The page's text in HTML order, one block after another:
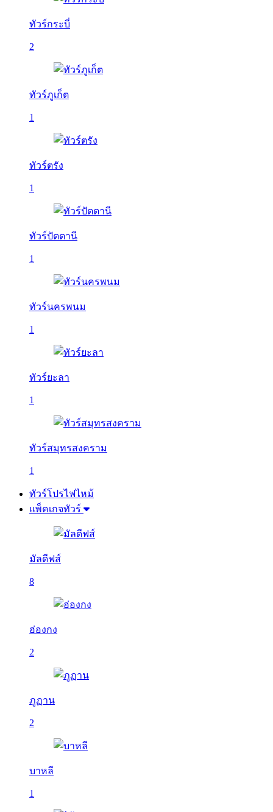
ทัวร์กระบี่
2
ทัวร์ภูเก็ต
1
ทัวร์ตรัง
1
ทัวร์ปัตตานี
1
ทัวร์นครพนม
1
ทัวร์ยะลา
1
ทัวร์สมุทรสงคราม
1
ทัวร์โปรไฟไหม้
แพ็คเกจทัวร์
มัลดีฟส์
8
ฮ่องกง
2
ภูฏาน
2
บาหลี
1